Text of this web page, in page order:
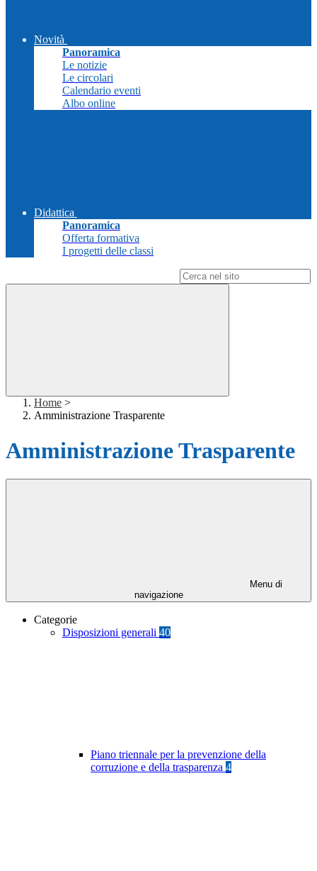
Novità
Panoramica
Le notizie
Le circolari
Calendario eventi
Albo online
Didattica
Panoramica
Offerta formativa
I progetti delle classi
Home >
Amministrazione Trasparente
Amministrazione Trasparente
Menu di
navigazione
Categorie
Disposizioni generali 40
Piano triennale per la prevenzione della
corruzione e della trasparenza 4